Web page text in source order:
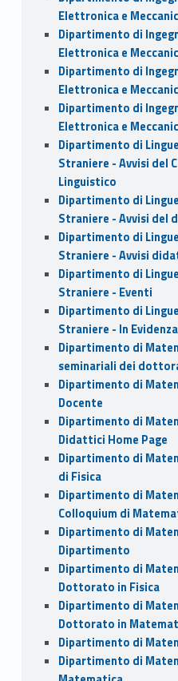
Elettronica e
Dipartimento di
Elettronica e
Dipartimento di
Elettronica e
Dipartimento di
Elettronica e
Dipartimento di
Straniere - Avvisi del
Linguistico
Dipartimento di
Straniere - Avvisi del
Dipartimento di
Straniere - Avvisi
Dipartimento di
Straniere - Eventi
Dipartimento di
Straniere - In Evidenza
Dipartimento di
seminariali dei
Dipartimento di
Docente
Dipartimento di
Didattici Home Page
Dipartimento di
di Fisica
Dipartimento di
Colloquium di
Dipartimento di
Dipartimento
Dipartimento di
Dottorato in Fisica
Dipartimento di
Dottorato in
Dipartimento di
Dipartimento di